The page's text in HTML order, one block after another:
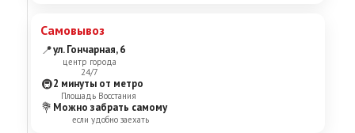
Самовывоз
📍ул. Гончарная, 6
центр города
24/7
🚇2 минуты от метро
Площадь Восстания
💐 Можно забрать самому
если удобно заехать